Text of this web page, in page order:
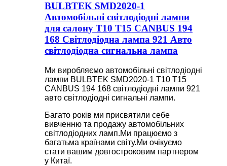
BULBTEK SMD2020-1
Автомобільні світлодіодні лампи
для салону T10 T15 CANBUS 194
168 Світлодіодна лампа 921 Авто
світлодіодна сигнальна лампа
Ми виробляємо автомобільні світлодіодні
лампи BULBTEK SMD2020-1 T10 T15
CANBUS 194 168 світлодіодні лампи 921
авто світлодіодні сигнальні лампи.
Багато років ми присвятили себе
вивченню та продажу автомобільних
світлодіодних ламп.Ми працюємо з
багатьма країнами світу.Ми очікуємо
стати вашим довгостроковим партнером
у Китаї.